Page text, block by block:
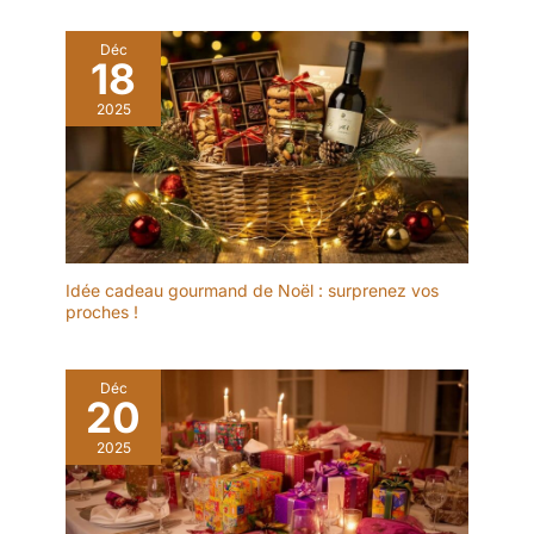
pratique. Facile à
Nettoyer et à Entretenir :
Cette louche à soupe a
une surface lisse, les
taches ne sont pas
faciles à laisser, elle peut
être facilement nettoyée
à la main ou au lave-
vaisselle. Pour protéger
son éclat, évitez d'utiliser
afin de ne pas rayer la
l'eau chaude ou mis
dans le lave-vaisselle.
Afin de maintenir le lustre
des cuillères, veuillez ne
pas utiliser de billes de fil
d'acier, d'outils durs ou
tranchants pour les
nettoyer, afin de ne pas
rayer la surface en acier
inoxydable. 🍲【Package
List】Vous recevrez deux
épaisseur raisonnables
pour assurer un
maximum de confort,
c'est un couvert très
pratique. 🍲【Wide
Application】La Cuillère à
soupe convient pour
Déc
18
2025
Idée cadeau gourmand de Noël : surprenez vos
proches !
Déc
20
2025